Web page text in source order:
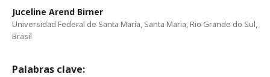
Juceline Arend Birner
Universidad Federal de Santa María, Santa Maria, Rio Grande do Sul,
Brasil
Palabras clave: